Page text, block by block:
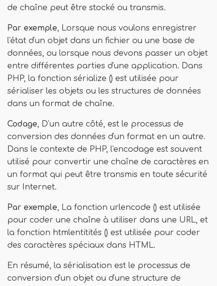
de chaîne peut être stocké ou transmis.
Par exemple, Lorsque nous voulons enregistrer
l'état d'un objet dans un fichier ou une base de
données, ou lorsque nous devons passer un objet
entre différentes parties d'une application. Dans
PHP, la fonction sérialize () est utilisée pour
sérialiser les objets ou les structures de données
dans un format de chaîne.
Codage, D'un autre côté, est le processus de
conversion des données d'un format en un autre.
Dans le contexte de PHP, l'encodage est souvent
utilisé pour convertir une chaîne de caractères en
un format qui peut être transmis en toute sécurité
sur Internet.
Par exemple, La fonction urlencode () est utilisée
pour coder une chaîne à utiliser dans une URL, et
la fonction htmlentitités () est utilisée pour coder
des caractères spéciaux dans HTML.
En résumé, la sérialisation est le processus de
conversion d'un objet ou d'une structure de